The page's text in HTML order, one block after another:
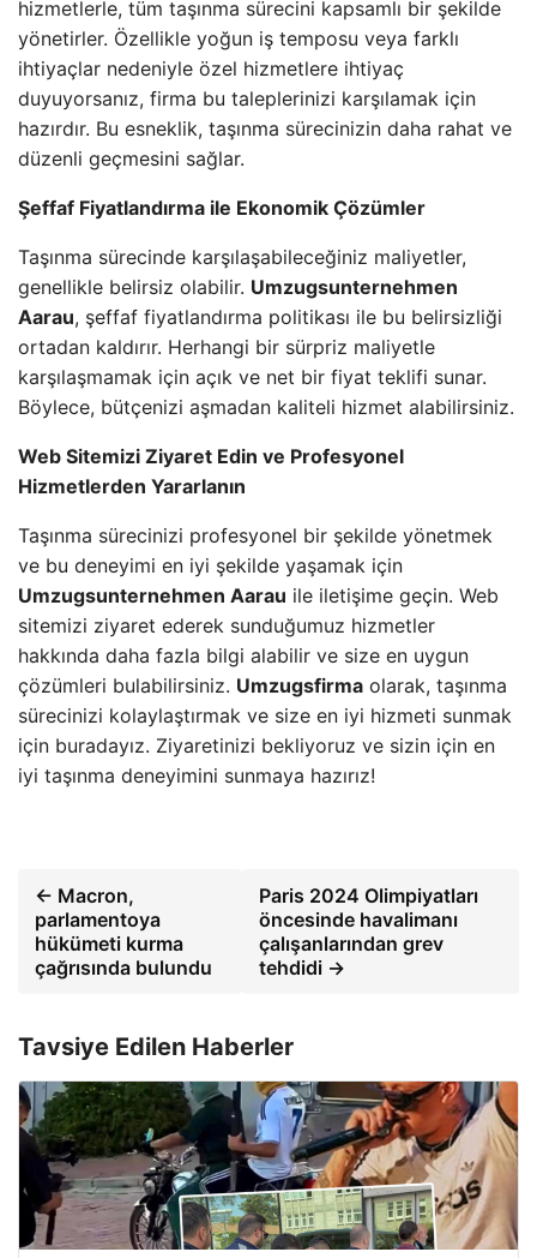
hizmetlerle, tüm taşınma sürecini kapsamlı bir şekilde
yönetirler. Özellikle yoğun iş temposu veya farklı
ihtiyaçlar nedeniyle özel hizmetlere ihtiyaç
duyuyorsanız, firma bu taleplerinizi karşılamak için
hazırdır. Bu esneklik, taşınma sürecinizin daha rahat ve
düzenli geçmesini sağlar.
Şeffaf Fiyatlandırma ile Ekonomik Çözümler
Taşınma sürecinde karşılaşabileceğiniz maliyetler,
genellikle belirsiz olabilir. Umzugsunternehmen
Aarau, şeffaf fiyatlandırma politikası ile bu belirsizliği
ortadan kaldırır. Herhangi bir sürpriz maliyetle
karşılaşmamak için açık ve net bir fiyat teklifi sunar.
Böylece, bütçenizi aşmadan kaliteli hizmet alabilirsiniz.
Web Sitemizi Ziyaret Edin ve Profesyonel
Hizmetlerden Yararlanın
Taşınma sürecinizi profesyonel bir şekilde yönetmek
ve bu deneyimi en iyi şekilde yaşamak için
Umzugsunternehmen Aarau ile iletişime geçin. Web
sitemizi ziyaret ederek sunduğumuz hizmetler
hakkında daha fazla bilgi alabilir ve size en uygun
çözümleri bulabilirsiniz. Umzugsfirma olarak, taşınma
sürecinizi kolaylaştırmak ve size en iyi hizmeti sunmak
için buradayız. Ziyaretinizi bekliyoruz ve sizin için en
iyi taşınma deneyimini sunmaya hazırız!
← Macron,
parlamentoya
hükümeti kurma
çağrısında bulundu
Paris 2024 Olimpiyatları
öncesinde havalimanı
çalışanlarından grev
tehdidi →
Tavsiye Edilen Haberler